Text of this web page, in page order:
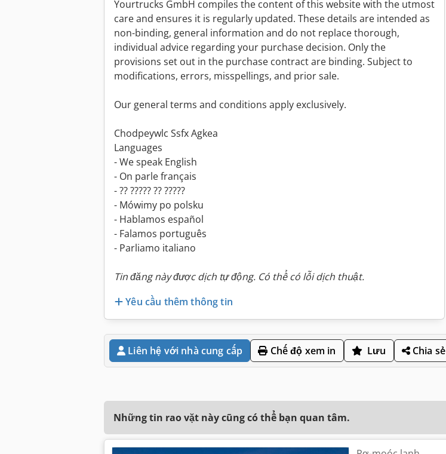
Yourtrucks GmbH compiles the content of this website with the utmost
care and ensures it is regularly updated. These details are intended as
non-binding, general information and do not replace thorough,
individual advice regarding your purchase decision. Only the
provisions set out in the purchase contract are binding. Subject to
modifications, errors, misspellings, and prior sale.
Our general terms and conditions apply exclusively.
Chodpeywlc Ssfx Agkea
Languages
- We speak English
- On parle français
- ?? ????? ?? ?????
- Mówimy po polsku
- Hablamos español
- Falamos português
- Parliamo italiano
Tin đăng này được dịch tự động. Có thể có lỗi dịch thuật.
Yêu cầu thêm thông tin
Liên hệ với nhà cung cấp Chế độ xem in Lưu Chia sẻ
Những tin rao vặt này cũng có thể bạn quan tâm.